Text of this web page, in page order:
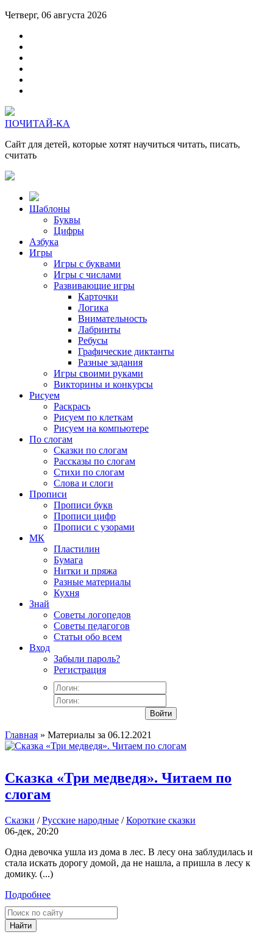
Четверг, 06 августа 2026
ПОЧИТАЙ-КА
Сайт для детей, которые хотят научиться читать, писать,
считать
Шаблоны
Буквы
Цифры
Азбука
Игры
Игры с буквами
Игры с числами
Развивающие игры
Карточки
Логика
Внимательность
Лабринты
Ребусы
Графические диктанты
Разные задания
Игры своими руками
Викторины и конкурсы
Рисуем
Раскрась
Рисуем по клеткам
Рисуем на компьютере
По слогам
Сказки по слогам
Рассказы по слогам
Стихи по слогам
Слова и слоги
Прописи
Прописи букв
Прописи цифр
Прописи с узорами
МК
Пластилин
Бумага
Нитки и пряжа
Разные материалы
Кухня
Знай
Советы логопедов
Советы педагогов
Статьи обо всем
Вход
Забыли пароль?
Регистрация
Войти
Главная » Материалы за 06.12.2021
Сказка «Три медведя». Читаем по
слогам
Сказки /Русские народные /Короткие сказки
06-дек, 20:20
Одна девочка ушла из дома в лес. В лесу она заблудилась и
стала искать дорогу домой, да не нашла, а пришла в лесу к
домику. (...)
Подробнее
Найти